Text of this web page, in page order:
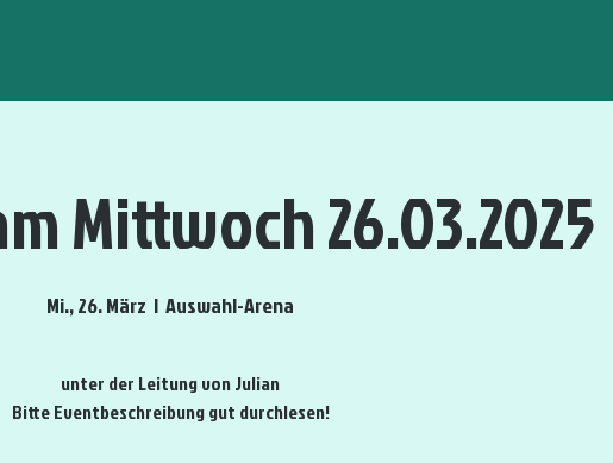
Mittwoch 26.03.2025
Mi., 26. März
  |
Auswahl-Arena
unter der Leitung von Julian
Bitte Eventbeschreibung gut durchlesen!